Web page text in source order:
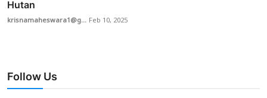
Hutan
krisnamaheswara1@g... Feb 10, 2025
Follow Us